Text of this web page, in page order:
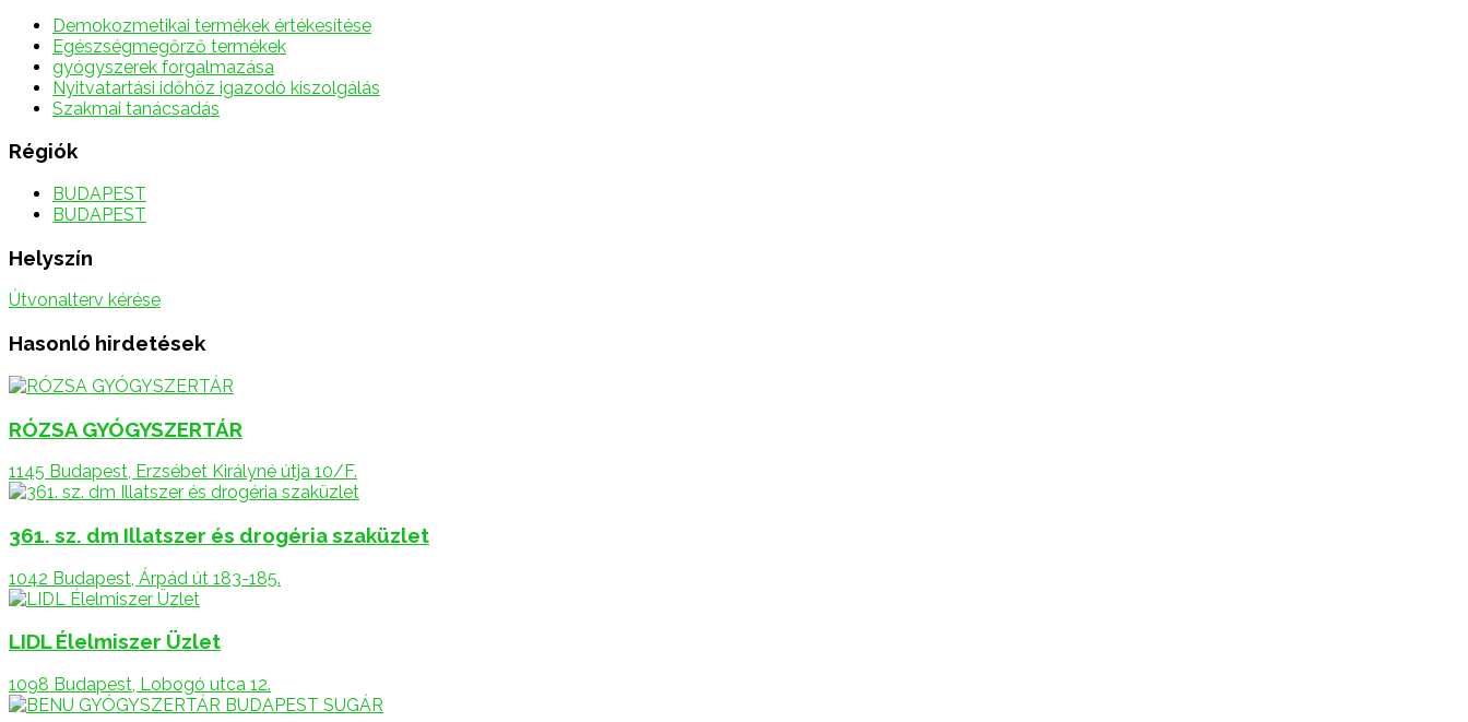
Demokozmetikai termékek értékesítése
Egészségmegőrző termékek
gyógyszerek forgalmazása
Nyitvatartási időhöz igazodó kiszolgálás
Szakmai tanácsadás
Régiók
BUDAPEST
BUDAPEST
Helyszín
Útvonalterv kérése
Hasonló hirdetések
RÓZSA GYÓGYSZERTÁR
1145 Budapest, Erzsébet Királyné útja 10/F.
361. sz. dm Illatszer és drogéria szaküzlet
1042 Budapest, Árpád út 183-185.
LIDL Élelmiszer Üzlet
1098 Budapest, Lobogó utca 12.